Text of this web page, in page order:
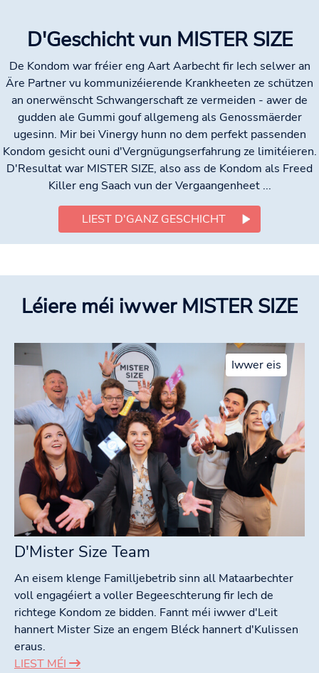
D'Geschicht vun MISTER SIZE
De Kondom war fréier eng Aart Aarbecht fir Iech selwer an
Äre Partner vu kommunizéierende Krankheeten ze schützen
an onerwënscht Schwangerschaft ze vermeiden - awer de
gudden ale Gummi gouf allgemeng als Genossmäerder
ugesinn. Mir bei Vinergy hunn no dem perfekt passenden
Kondom gesicht ouni d'Vergnügungserfahrung ze limitéieren.
D'Resultat war MISTER SIZE, also ass de Kondom als Freed
Killer eng Saach vun der Vergaangenheet ...
LIEST D'GANZ GESCHICHT
Léiere méi iwwer MISTER SIZE
Iwwer eis
D'Mister Size Team
An eisem klenge Familljebetrib sinn all Mataarbechter
voll engagéiert a voller Begeeschterung fir Iech de
richtege Kondom ze bidden. Fannt méi iwwer d'Leit
hannert Mister Size an engem Bléck hannert d'Kulissen
eraus.
LIEST MÉI